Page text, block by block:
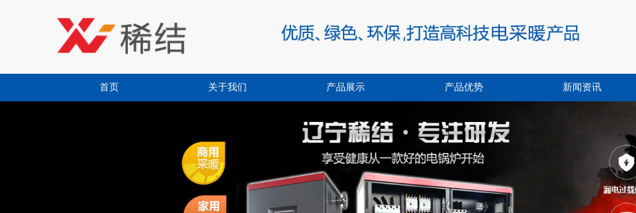
首页 关于我们 产品展示 产品优势 新闻资讯